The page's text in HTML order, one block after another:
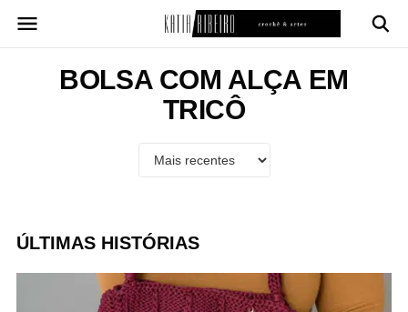
para
BOLSA COM ALÇA EM
TRICÔ
ÚLTIMAS HISTÓRIAS